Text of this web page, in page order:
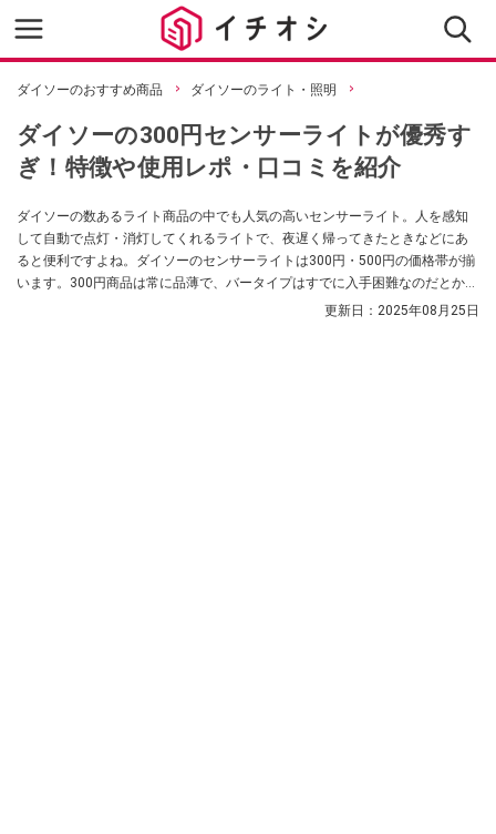
ダイソーのおすすめ商品 ダイソーのライト・照明
ダイソーの300円センサーライトが優秀す
ぎ！特徴や使用レポ・口コミを紹介
ダイソーの数あるライト商品の中でも人気の高いセンサーライト。人を感知
して自動で点灯・消灯してくれるライトで、夜遅く帰ってきたときなどにあ
ると便利ですよね。ダイソーのセンサーライトは300円・500円の価格帯が揃
います。300円商品は常に品薄で、バータイプはすでに入手困難なのだとか。
今回は、ダイソーの300円センサーライトをピックアップ！ SNSに寄せられた
更新日： 2025年08月25日